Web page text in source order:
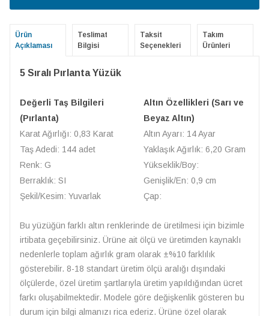
Ürün
Açıklaması
Teslimat
Bilgisi
Taksit
Seçenekleri
Takım
Ürünleri
5 Sıralı Pırlanta Yüzük
Değerli Taş Bilgileri
(Pırlanta)
Karat Ağırlığı: 0,83 Karat
Taş Adedi: 144 adet
Renk: G
Berraklık: SI
Şekil/Kesim: Yuvarlak
Altın Özellikleri (Sarı ve
Beyaz Altın)
Altın Ayarı: 14 Ayar
Yaklaşık Ağırlık: 6,20 Gram
Yükseklik/Boy:
Genişlik/En: 0,9 cm
Çap:
Bu yüzüğün farklı altın renklerinde de üretilmesi için bizimle
irtibata geçebilirsiniz. Ürüne ait ölçü ve üretimden kaynaklı
nedenlerle toplam ağırlık gram olarak ±%10 farklılık
gösterebilir. 8-18 standart üretim ölçü aralığı dışındaki
ölçülerde, özel üretim şartlarıyla üretim yapıldığından ücret
farkı oluşabilmektedir. Modele göre değişkenlik gösteren bu
durum için bilgi almanızı rica ederiz. Ürüne özel olarak